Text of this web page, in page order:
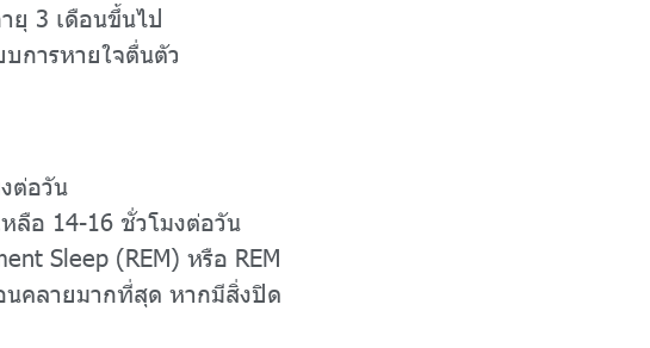
ยุ 3 เดือนขึ้นไป
การหายใจตื่นตัว
ต่อวัน
อ 14-16 ชั่วโมงต่อวัน
Sleep (REM) หรือ REM
นคลายมากที่สุด หากมีสิ่งปิด